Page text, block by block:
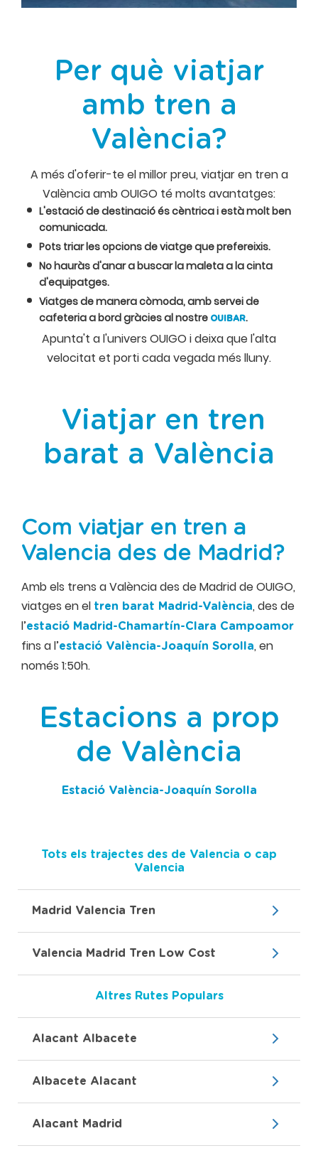
Per què viatjar
amb tren a
València?
A més d'oferir-te el millor preu, viatjar en tren a
València amb OUIGO té molts avantatges:
L'estació de destinació és cèntrica i està molt ben
comunicada.
Pots triar les opcions de viatge que prefereixis.
No hauràs d'anar a buscar la maleta a la cinta
d'equipatges.
Viatges de manera còmoda, amb servei de
cafeteria a bord gràcies al nostre OUIBAR.
Apunta't a l'univers OUIGO i deixa que l'alta
velocitat et porti cada vegada més lluny.
Viatjar en tren
barat a València
Com viatjar en tren a
Valencia des de Madrid?
Amb els trens a València des de Madrid de OUIGO,
viatges en el tren barat Madrid-València, des de
l’estació Madrid-Chamartín-Clara Campoamor
fins a l’estació València-Joaquín Sorolla, en
només 1:50h.
Estacions a prop
de València
Estació València-Joaquín Sorolla
Tots els trajectes des de Valencia o cap
Valencia
Madrid Valencia Tren
Valencia Madrid Tren Low Cost
Altres Rutes Populars
Alacant Albacete
Albacete Alacant
Alacant Madrid